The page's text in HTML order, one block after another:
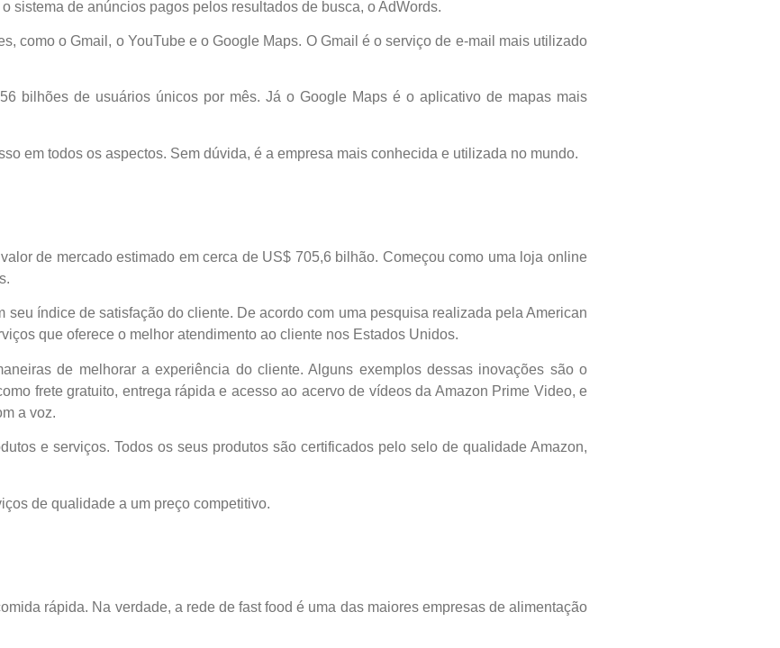
sistema de anúncios pagos pelos resultados de busca, o AdWords.
como o Gmail, o YouTube e o Google Maps. O Gmail é o serviço de e-mail mais utilizado
bilhões de usuários únicos por mês. Já o Google Maps é o aplicativo de mapas mais
em todos os aspectos. Sem dúvida, é a empresa mais conhecida e utilizada no mundo.
de mercado estimado em cerca de US$ 705,6 bilhão. Começou como uma loja online
índice de satisfação do cliente. De acordo com uma pesquisa realizada pela American
que oferece o melhor atendimento ao cliente nos Estados Unidos.
de melhorar a experiência do cliente. Alguns exemplos dessas inovações são o
frete gratuito, entrega rápida e acesso ao acervo de vídeos da Amazon Prime Video, e
a voz.
e serviços. Todos os seus produtos são certificados pelo selo de qualidade Amazon,
de qualidade a um preço competitivo.
rápida. Na verdade, a rede de fast food é uma das maiores empresas de alimentação